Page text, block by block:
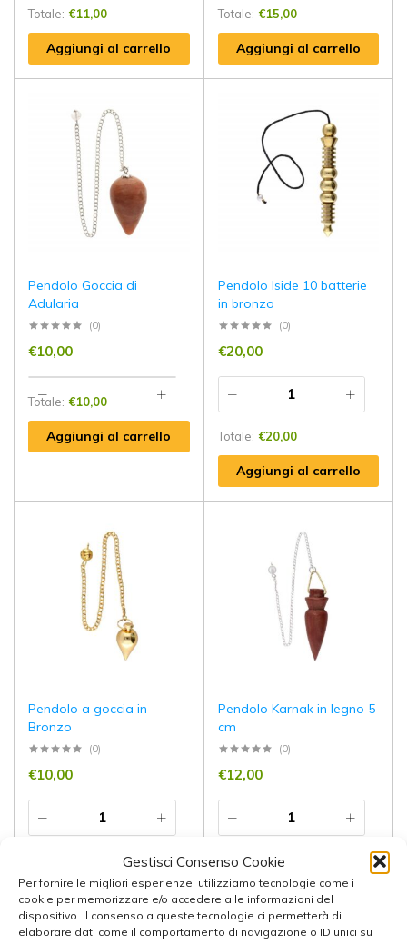
Gestisci Consenso Cookie
Per fornire le migliori esperienze, utilizziamo tecnologie come i
cookie per memorizzare e/o accedere alle informazioni del
dispositivo. Il consenso a queste tecnologie ci permetterà di
elaborare dati come il comportamento di navigazione o ID unici su
Totale: €11,00
Aggiungi al carrello
Totale: €15,00
Aggiungi al carrello
Pendolo Goccia di
Adularia
(0)
€10,00
Totale: €10,00
Aggiungi al carrello
Pendolo Iside 10 batterie
in bronzo
(0)
€20,00
Totale: €20,00
Aggiungi al carrello
Pendolo a goccia in
Bronzo
(0)
€10,00
Aggiungi al carrello
Pendolo Karnak in legno 5
cm
(0)
€12,00
Totale: €12,00
Aggiungi al carrello